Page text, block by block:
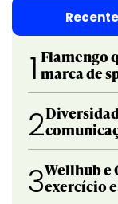
1 Flamengo
marca de
2
3Wellhub e
exercício